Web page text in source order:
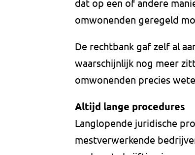
dat op een of andere
omwonenden geregeld
De rechtbank gaf zelf al
waarschijnlijk nog meer
omwonenden precies
Altijd lange procedures
Langlopende juridische
mestverwerkende